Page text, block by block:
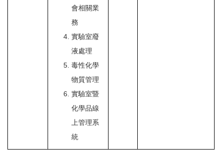
會相關業
務
實驗室廢
液處理
毒性化學
物質管理
實驗室暨
化學品線
上管理系
統